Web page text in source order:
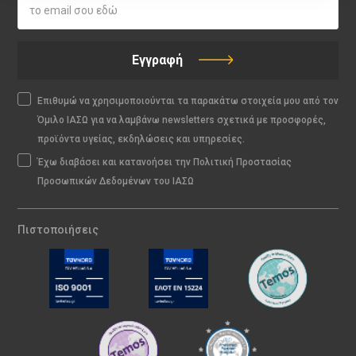
Εγγραφή
Επιθυμώ να χρησιμοποιούνται τα παρακάτω στοιχεία μου από τον
Όμιλο ΙΑΣΩ για να λαμβάνω newsletters σχετικά με προσφορές,
προϊόντα υγείας, εκδηλώσεις και υπηρεσίες.
Έχω διαβάσει και κατανοήσει την Πολιτική Προστασίας
Προσωπικών Δεδομένων του ΙΑΣΩ
Πιστοποιήσεις